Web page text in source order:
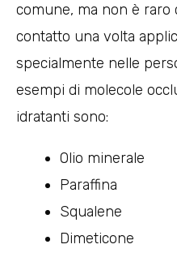
comune, ma non è raro
contatto una volta
specialmente nelle
esempi di molecole
idratanti sono:
Olio minerale
Paraffina
Squalene
Dimeticone